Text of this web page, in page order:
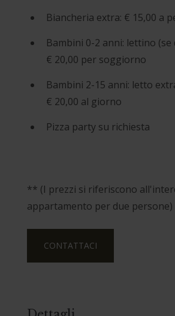
Biancheria extra: € 15,00 a
Bambini 0-2 anni: lettino (se
€ 20,00 per soggiorno
Bambini 2-15 anni: letto
€ 20,00 al giorno
Pizza party su richiesta
** (I prezzi si riferiscono
appartamento per due persone)
CONTATTACI